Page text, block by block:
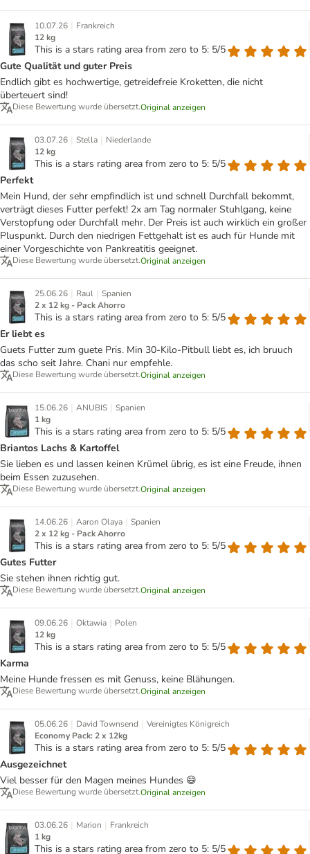
10.07.26 | Frankreich
12 kg
This is a stars rating area from zero to 5: 5/5
Gute Qualität und guter Preis
Endlich gibt es hochwertige, getreidefreie Kroketten, die nicht
überteuert sind!
Diese Bewertung wurde übersetzt.Original anzeigen
03.07.26 | Stella | Niederlande
12 kg
This is a stars rating area from zero to 5: 5/5
Perfekt
Mein Hund, der sehr empfindlich ist und schnell Durchfall bekommt,
verträgt dieses Futter perfekt! 2x am Tag normaler Stuhlgang, keine
Verstopfung oder Durchfall mehr. Der Preis ist auch wirklich ein großer
Pluspunkt. Durch den niedrigen Fettgehalt ist es auch für Hunde mit
einer Vorgeschichte von Pankreatitis geeignet.
Diese Bewertung wurde übersetzt.Original anzeigen
25.06.26 | Raul | Spanien
2 x 12 kg - Pack Ahorro
This is a stars rating area from zero to 5: 5/5
Er liebt es
Guets Futter zum guete Pris. Min 30-Kilo-Pitbull liebt es, ich bruuch
das scho seit Jahre. Chani nur empfehle.
Diese Bewertung wurde übersetzt.Original anzeigen
15.06.26 | ANUBIS | Spanien
1 kg
This is a stars rating area from zero to 5: 5/5
Briantos Lachs & Kartoffel
Sie lieben es und lassen keinen Krümel übrig, es ist eine Freude, ihnen
beim Essen zuzusehen.
Diese Bewertung wurde übersetzt.Original anzeigen
14.06.26 | Aaron Olaya | Spanien
2 x 12 kg - Pack Ahorro
This is a stars rating area from zero to 5: 5/5
Gutes Futter
Sie stehen ihnen richtig gut.
Diese Bewertung wurde übersetzt.Original anzeigen
09.06.26 | Oktawia | Polen
12 kg
This is a stars rating area from zero to 5: 5/5
Karma
Meine Hunde fressen es mit Genuss, keine Blähungen.
Diese Bewertung wurde übersetzt.Original anzeigen
05.06.26 | David Townsend | Vereinigtes Königreich
Economy Pack: 2 x 12kg
This is a stars rating area from zero to 5: 5/5
Ausgezeichnet
Viel besser für den Magen meines Hundes 😄
Diese Bewertung wurde übersetzt.Original anzeigen
03.06.26 | Marion | Frankreich
1 kg
This is a stars rating area from zero to 5: 5/5